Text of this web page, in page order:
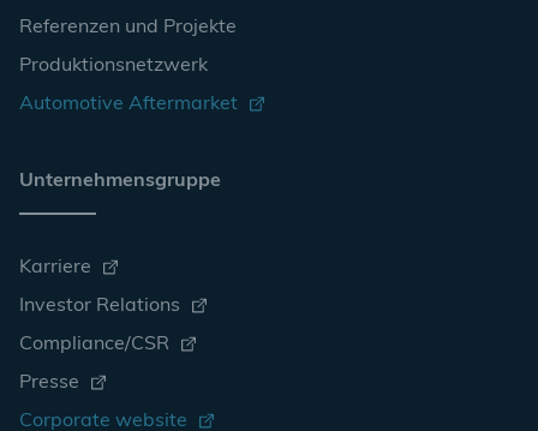
Referenzen und Projekte
Produktionsnetzwerk
Automotive Aftermarket
Unternehmensgruppe
Karriere
Investor Relations
Compliance/CSR
Presse
Corporate website